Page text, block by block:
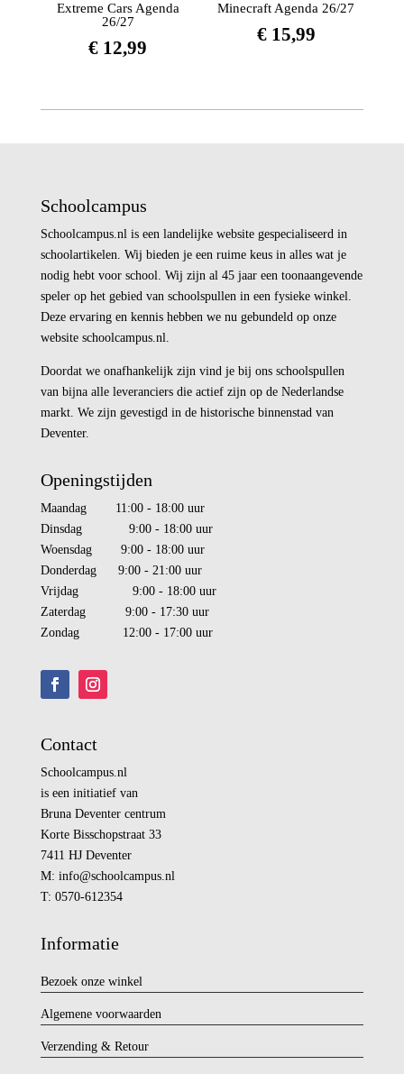
Extreme Cars Agenda
26/27
€ 12,99
Minecraft Agenda 26/27
€15,99
Schoolcampus
Schoolcampus.nl is een landelijke website gespecialiseerd in
schoolartikelen. Wij bieden je een ruime keus in alles wat je
nodig hebt voor school. Wij zijn al 45 jaar een toonaangevende
speler op het gebied van schoolspullen in een fysieke winkel.
Deze ervaring en kennis hebben we nu gebundeld op onze
website schoolcampus.nl.
Doordat we onafhankelijk zijn vind je bij ons schoolspullen
van bijna alle leveranciers die actief zijn op de Nederlandse
markt. We zijn gevestigd in de historische binnenstad van
Deventer.
Openingstijden
Maandag 11:00 - 18:00 uur
Dinsdag 9:00 - 18:00 uur
Woensdag 9:00 - 18:00 uur
Donderdag 9:00 - 21:00 uur
Vrijdag 9:00 - 18:00 uur
Zaterdag 9:00 - 17:30 uur
Zondag 12:00 - 17:00 uur
Contact
Schoolcampus.nl
is een initiatief van
Bruna Deventer centrum
Korte Bisschopstraat 33
7411 HJ Deventer
M: info@schoolcampus.nl
T: 0570-612354
Informatie
Bezoek onze winkel
Algemene voorwaarden
Verzending & Retour